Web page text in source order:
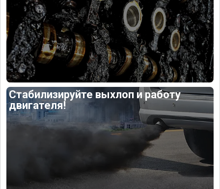
Стабилизируйте выхлоп и работу
двигателя!